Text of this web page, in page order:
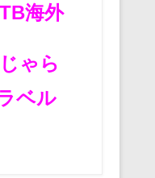
海外
ゃら
ベル